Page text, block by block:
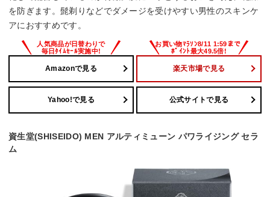
を防ぎます。髭剃りなどでダメージを受けやすい男性のスキンケ
アにおすすめです。
Amazonで見る 楽天市場で見る
Yahoo!で見る 公式サイトで見る
資生堂(SHISEIDO) MEN アルティミューン パワライジング セラ
ム